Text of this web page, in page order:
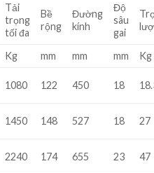
Tải
trọng
tối đa
Bề
rộng
Đường
kính
Độ
sâu
gai
Kg mm mm mm Kg
1080 122 450 18
1450 148 527 18 27
2240 174 655 23 47